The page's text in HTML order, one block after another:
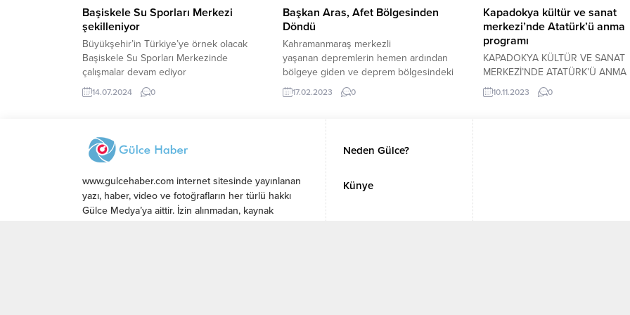
Başiskele Su Sporları Merkezi
şekilleniyor
Büyükşehir’in Türkiye’ye örnek olacak
Başiskele Su Sporları Merkezinde
çalışmalar devam ediyor
14.07.2024 0
Başkan Aras, Afet Bölgesinden
Döndü
Kahramanmaraş merkezli
yaşanan depremlerin hemen ardından
bölgeye giden ve deprem bölgesindeki
halka yardımların ulaştırılması için
Bodrum Belediyesi Hatay-Arsuz Dostluk
Ahmet Aras, beraberindeki gönüllü grup
ve bazı belediye personelleri ile birlikte
Bodrum’a döndü. Başkan Aras gelir
gelmez bölgedeki izlenimlerini ve yapılan
çalışmaları kamuoyu ile paylaştı. Bodrum
Belediyesi toplantı salonunda, yerel ve
17.02.2023 0
Kapadokya kültür ve sanat
merkezi’nde Atatürk’ü anma
programı
KAPADOKYA KÜLTÜR VE SANAT
MERKEZİ’NDE ATATÜRK’Ü ANMA
PROGRAMI Türkiye
kurucusu Mustafa Kemal Atatürk’ün
10.11.2023 0
www.gulcehaber.com internet sitesinde yayınlanan
yazı, haber, video ve fotoğrafların her türlü hakkı
Gülce Medya’ya aittir. İzin alınmadan, kaynak
Neden Gülce?
Künye